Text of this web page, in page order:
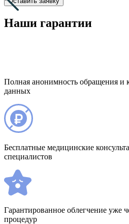
Наши гарантии
Полная анонимность обращения и
данных
Бесплатные медицинские
специалистов
Гарантированное облегчение уже
процедур